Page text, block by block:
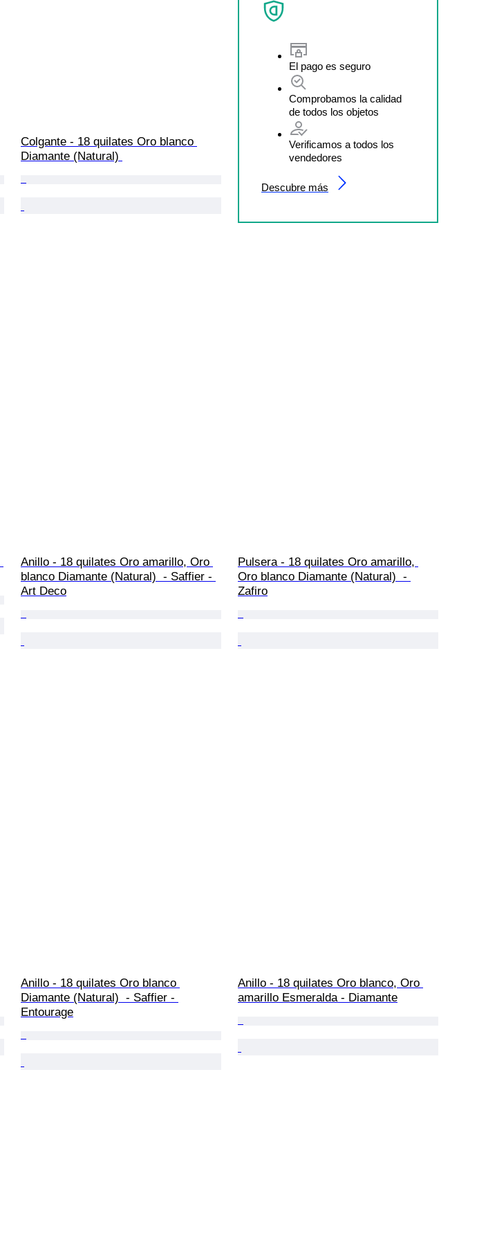
El pago es seguro
Comprobamos la calidad
de todos los objetos
Verificamos a todos los
vendedores
Descubre más
Colgante - 18 quilates Oro blanco
Diamante (Natural)
Anillo - 18 quilates Oro amarillo, Oro
blanco Diamante (Natural)  - Saffier -
Art Deco
Pulsera - 18 quilates Oro amarillo,
Oro blanco Diamante (Natural)  -
Zafiro
Anillo - 18 quilates Oro blanco
Diamante (Natural)  - Saffier -
Entourage
Anillo - 18 quilates Oro blanco, Oro
amarillo Esmeralda - Diamante